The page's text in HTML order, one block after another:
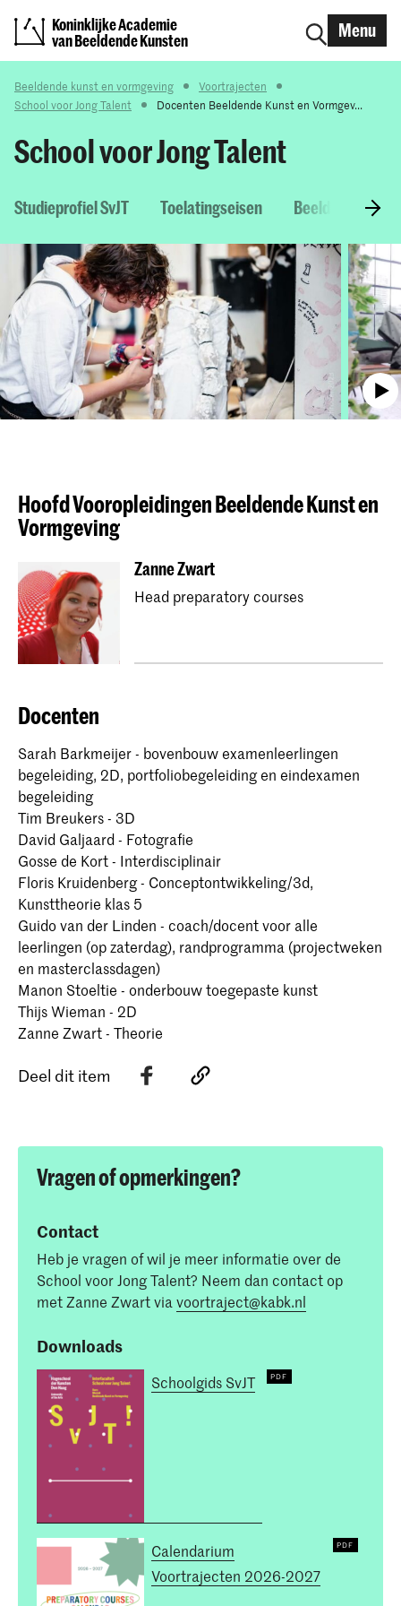
Koninklijke Academie
van Beeldende Kunsten
Menu
Beeldende kunst en vormgeving
Voortrajecten
School voor Jong Talent
Docenten Beeldende Kunst en Vormgev...
School voor Jong Talent
Studieprofiel SvJT Toelatingseisen Beeldende
Hoofd Vooropleidingen Beeldende Kunst en
Vormgeving​
Zanne Zwart
Head preparatory courses
Docenten
Sarah Barkmeijer - bovenbouw examenleerlingen
begeleiding, 2D, portfoliobegeleiding en eindexamen
begeleiding
Tim Breukers - 3D
David Galjaard - Fotografie
Gosse de Kort - Interdisciplinair
Floris Kruidenberg - Conceptontwikkeling/3d,
Kunsttheorie klas 5
Guido van der Linden - coach/docent voor alle
leerlingen (op zaterdag), randprogramma (projectweken
en masterclassdagen)
Manon Stoeltie - onderbouw toegepaste kunst
Thijs Wieman - 2D
Zanne Zwart - Theorie
Deel dit item
Vragen of opmerkingen?
Contact
Heb je vragen of wil je meer informatie over de
School voor Jong Talent? Neem dan contact op
met Zanne Zwart via voortraject@kabk.nl
Downloads
Schoolgids SvJT
Calendarium
Voortrajecten 2026-2027